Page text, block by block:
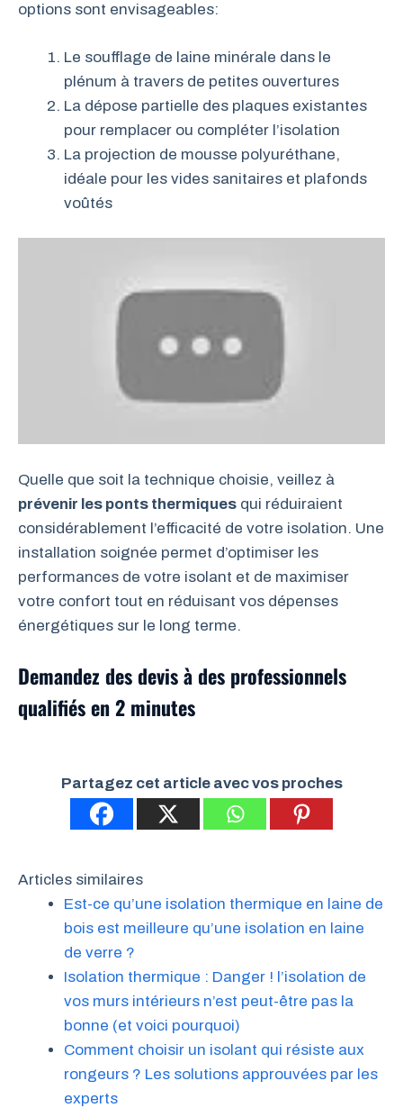
options sont envisageables:
Le soufflage de laine minérale dans le
plénum à travers de petites ouvertures
La dépose partielle des plaques existantes
pour remplacer ou compléter l’isolation
La projection de mousse polyuréthane,
idéale pour les vides sanitaires et plafonds
voûtés
Quelle que soit la technique choisie, veillez à
prévenir les ponts thermiques qui réduiraient
considérablement l’efficacité de votre isolation. Une
installation soignée permet d’optimiser les
performances de votre isolant et de maximiser
votre confort tout en réduisant vos dépenses
énergétiques sur le long terme.
Demandez des devis à des professionnels
qualifiés en 2 minutes
Partagez cet article avec vos proches
Articles similaires
Est-ce qu’une isolation thermique en laine de
bois est meilleure qu’une isolation en laine
de verre ?
Isolation thermique : Danger ! l’isolation de
vos murs intérieurs n’est peut-être pas la
bonne (et voici pourquoi)
Comment choisir un isolant qui résiste aux
rongeurs ? Les solutions approuvées par les
experts